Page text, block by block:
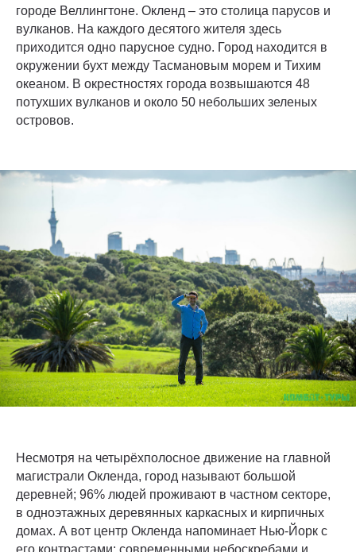
городе Веллингтоне. Окленд – это столица парусов и
вулканов. На каждого десятого жителя здесь
приходится одно парусное судно. Город находится в
окружении бухт между Тасмановым морем и Тихим
океаном. В окрестностях города возвышаются 48
потухших вулканов и около 50 небольших зеленых
островов.
Несмотря на четырёхполосное движение на главной
магистрали Окленда, город называют большой
деревней; 96% людей проживают в частном секторе,
в одноэтажных деревянных каркасных и кирпичных
домах. А вот центр Окленда напоминает Нью-Йорк с